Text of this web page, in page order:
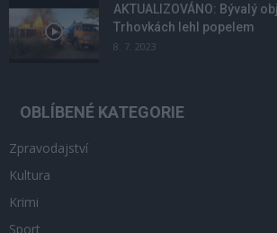
AKTUALIZOVÁNO: Bývalý
Trhovkách lehl popelem
8. 7. 2023
OBLÍBENÉ KATEGORIE
Zpravodajství
Kultura
Krimi
Sport